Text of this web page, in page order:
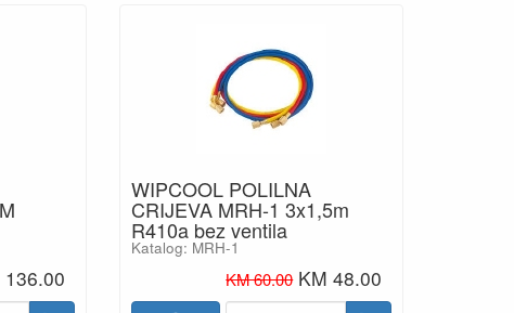
136.00
WIPCOOL POLILNA
CRIJEVA MRH-1 3x1,5m
R410a bez ventila
Katalog: MRH-1
KM 60.00 KM 48.00